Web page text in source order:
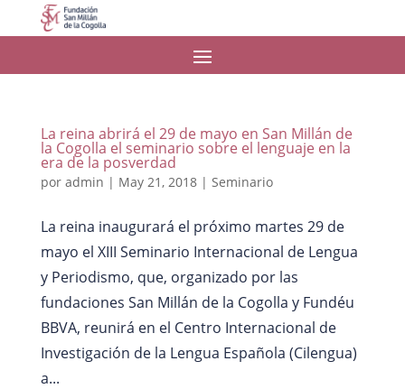
La reina abrirá el 29 de mayo en San Millán de
la Cogolla el seminario sobre el lenguaje en la
era de la posverdad
por admin | May 21, 2018| Seminario
La reina inaugurará el próximo martes 29 de
mayo el XIII Seminario Internacional de Lengua
y Periodismo, que, organizado por las
fundaciones San Millán de la Cogolla y Fundéu
BBVA, reunirá en el Centro Internacional de
Investigación de la Lengua Española (Cilengua)
a...